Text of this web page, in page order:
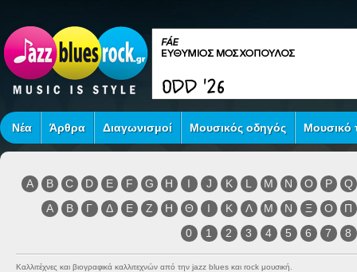
Νέα Άρθρα Διαγωνισμοί Μουσικός οδηγός Μουσικό
A B C D E F G H I J K L M N O P
Q
Α
Β Γ Δ Ε Ζ Η Θ Ι Κ Λ Μ Ν Ξ Ο
Π
0
1 2 3 4 5 6 7 8
Καλλιτέχνες και βιογραφικά καλλιτεχνών από την jazz blues και rock μουσική.